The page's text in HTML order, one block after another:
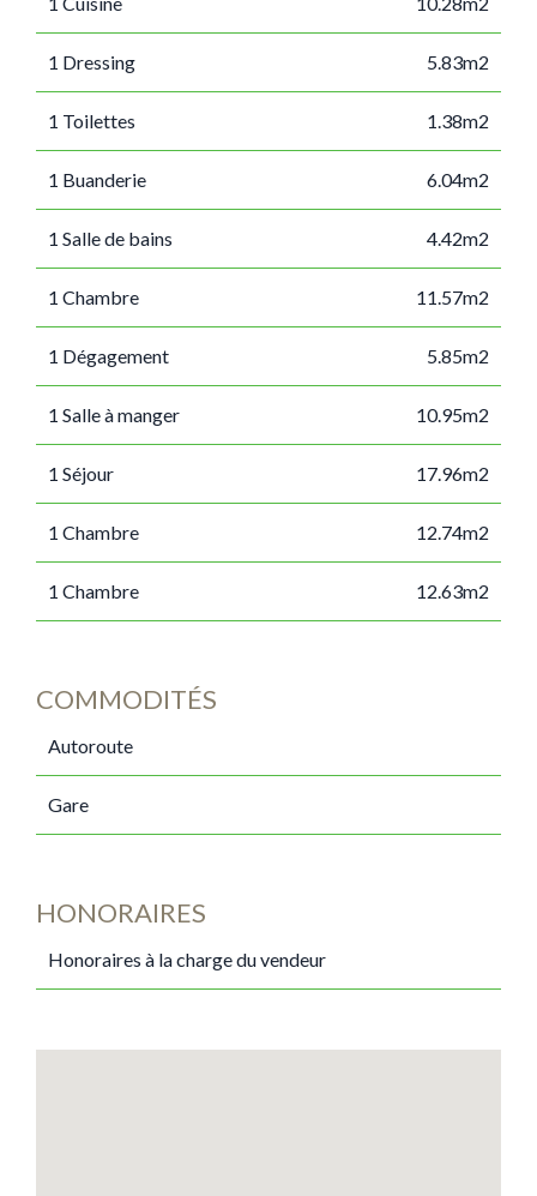
1 Dressing 5.83m2
1 Toilettes 1.38m2
1 Buanderie 6.04m2
1 Salle de bains 4.42m2
1 Chambre 11.57m2
1 Dégagement 5.85m2
1 Salle à manger 10.95m2
1 Séjour 17.96m2
1 Chambre 12.74m2
1 Chambre 12.63m2
COMMODITÉS
Autoroute
Gare
HONORAIRES
Honoraires à la charge du vendeur